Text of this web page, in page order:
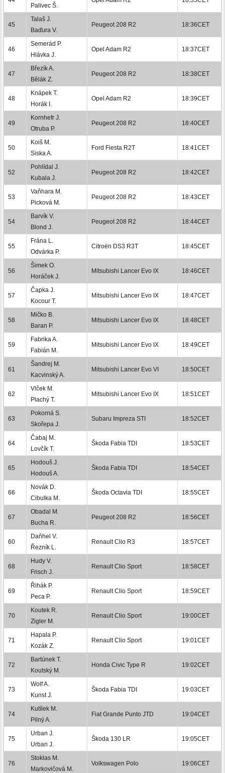
Palivec Š.
45
Talaš J.
Baďura V.
Peugeot 208 R2 18:36CET
46
Semerád P.
Hlávka J.
Opel Adam R2 18:37CET
47
Březík A.
Bělák Z.
Peugeot 208 R2 18:38CET
48
Knápek T.
Horák I.
Opel Adam R2 18:39CET
49
Kornhefr J.
Otruba P.
Peugeot 208 R2 18:40CET
50
Koiš M.
Siska A.
Ford Fiesta R2T 18:41CET
52
Pohlídal J.
Kubala J.
Peugeot 208 R2 18:42CET
53
Vaňhara M.
Picková M.
Peugeot 208 R2 18:43CET
54
Barvík V.
Blond J.
Peugeot 208 R2 18:44CET
55
Frána L.
Odvárka P.
Citroën DS3 R3T 18:45CET
56
Šimek O.
Horáček J.
Mitsubishi Lancer Evo IX 18:46CET
57
Čapka J.
Kocour T.
Mitsubishi Lancer Evo IX 18:47CET
58
Mičko B.
Baran P.
Mitsubishi Lancer Evo IX 18:48CET
59
Fabrika A.
Fabián M.
Mitsubishi Lancer Evo IX 18:49CET
61
Šandrej M.
Kacvinský A.
Mitsubishi Lancer Evo VI 18:50CET
62
Vlček M.
Plachý T.
Mitsubishi Lancer Evo IX 18:51CET
63
Pokorná S.
Skořepa J.
Subaru Impreza STI 18:52CET
64
Čabaj M.
Lovčík T.
Škoda Fabia TDI 18:53CET
65
Hodouš J.
Hodouš A.
Škoda Fabia TDI 18:54CET
66
Novák D.
Cibulka M.
Škoda Octavia TDI 18:55CET
67
Obadal M.
Bucha R.
Peugeot 208 R2 18:56CET
60
Daňhel V.
Řezník L.
Renault Clio R3 18:57CET
68
Hudy V.
Frisch J.
Renault Clio Sport 18:58CET
69
Řihák P.
Peca P.
Renault Clio Sport 18:59CET
70
Koutek R.
Zigler M.
Renault Clio Sport 19:00CET
71
Hapala P.
Kozák Z.
Renault Clio Sport 19:01CET
72
Bartúnek T.
Koutský M.
Honda Civic Type R 19:02CET
73
Wolf A.
Kunst J.
Škoda Fabia TDI 19:03CET
74
Kutílek M.
Pilný A.
Fiat Grande Punto JTD 19:04CET
75
Urban J.
Urban J.
Škoda 130 LR 19:05CET
76
Stoklas M.
Markovičová M.
Volkswagen Polo 19:06CET